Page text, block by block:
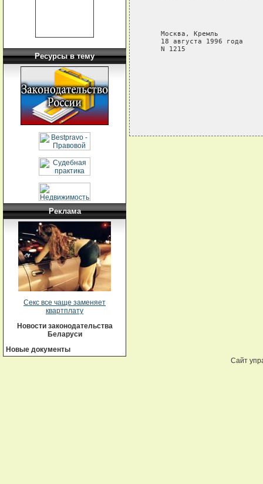
Ресурсы в тему
Реклама
Секс все чаще заменяет
квартплату
Новости законодательства
Беларуси
Новые документы
    Москва, Кремль
    18 августа 1996 года
    N 1215
Сайт